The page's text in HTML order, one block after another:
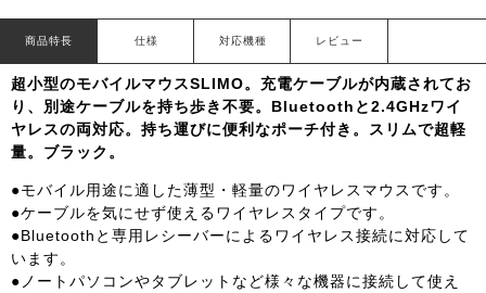
商品特長 仕様 対応機種 レビュー
超小型のモバイルマウスSLIMO。充電ケーブルが内蔵されてお
り、別途ケーブルを持ち歩き不要。Bluetoothと2.4GHzワイ
ヤレスの両対応。持ち運びに便利なポーチ付き。スリムで超軽
量。ブラック。
●モバイル用途に適した薄型・軽量のワイヤレスマウスです。
●ケーブルを気にせず使えるワイヤレスタイプです。
●Bluetoothと専用レシーバーによるワイヤレス接続に対応して
います。
●ノートパソコンやタブレットなど様々な機器に接続して使え